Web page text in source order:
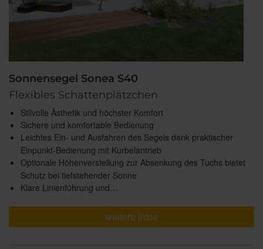
Sonnensegel Sonea S40
Flexibles Schattenplätzchen
Stilvolle Ästhetik und höchster Komfort
Sichere und komfortable Bedienung
Leichtes Ein- und Ausfahren des Segels dank praktischer
Einpunkt-Bedienung mit Kurbelantrieb
Optionale Höhenverstellung zur Absenkung des Tuchs bietet
Schutz bei tiefstehender Sonne
Klare Linienführung und…
weitere Infos